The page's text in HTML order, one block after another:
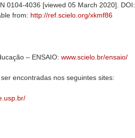
0104-4036 [viewed 05 March 2020]. DOI:
from: http://ref.scielo.org/xkmf86
– ENSAIO: www.scielo.br/ensaio/
encontradas nos seguintes sites: